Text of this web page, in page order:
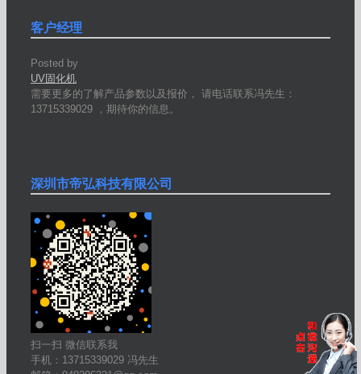
客户经理
Posted by
UV固化机
需要更多的了解产品参数以及报价， 请电话联系冯先生：
13715339029 ，期待你的信息。
深圳市帝弘科技有限公司
扫一扫 微信联系我
手机：13715339029 冯先生